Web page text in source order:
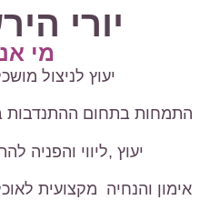
יורי
מי
יעוץ לניצול
התמחות בתחום ההתנדבות
יעוץ ,ליווי והפניה
אימון והנחיה מקצועית